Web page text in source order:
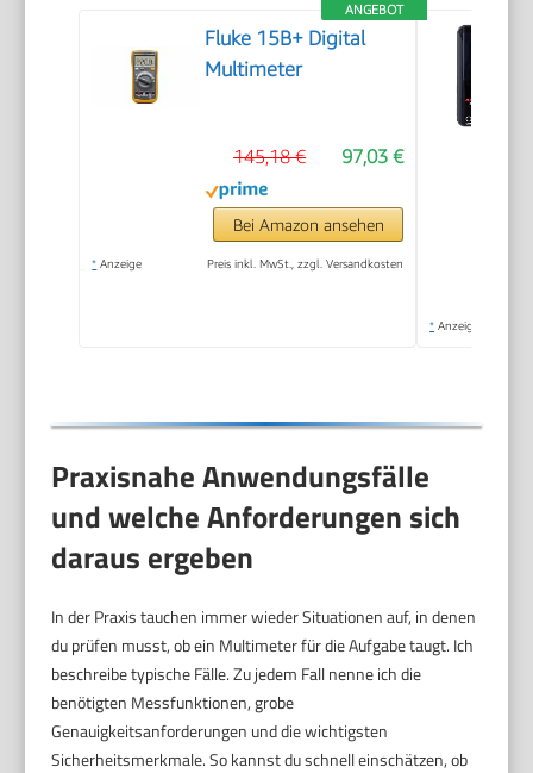
ANGEBOT
Fluke 15B+ Digital
Multimeter
97,03 €
145,18 €
Bei Amazon ansehen
* Anzeige Preis inkl. MwSt., zzgl. Versandkosten
* Anzeige
Praxisnahe Anwendungsfälle
und welche Anforderungen sich
daraus ergeben
In der Praxis tauchen immer wieder Situationen auf, in denen
du prüfen musst, ob ein Multimeter für die Aufgabe taugt. Ich
beschreibe typische Fälle. Zu jedem Fall nenne ich die
benötigten Messfunktionen, grobe
Genauigkeitsanforderungen und die wichtigsten
Sicherheitsmerkmale. So kannst du schnell einschätzen, ob